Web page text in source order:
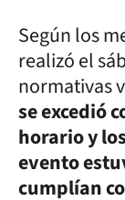
Según los
realizó el
normativas
se excedió
horario y
evento
cumplían